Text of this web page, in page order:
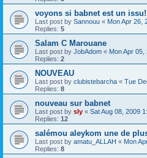
voyons si babnet est un
Last post by Sannouu « Mon Apr 26,
Replies: 5
Salam C Marouane
Last post by JobAdom « Mon Apr 05,
Replies: 2
NOUVEAU
Last post by clubistebarcha « Tue
Replies: 8
nouveau sur babnet
Last post by sly « Sat Aug 08, 2009
Replies: 12
salémou aleykom une de
Last post by amatu_ALLAH « Mon
Replies: 8